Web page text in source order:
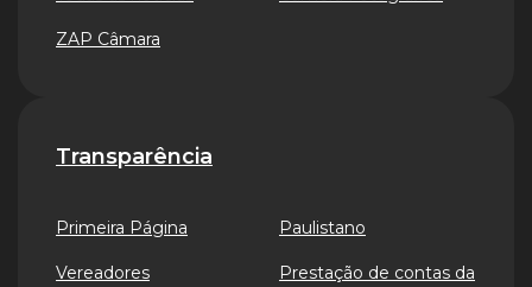
ZAP Câmara
Transparência
Primeira Página
Vereadores
Paulistano
Prestação de contas da